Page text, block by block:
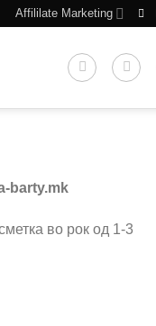
Affililate Marketing
barty.mk
во рок од 1-3